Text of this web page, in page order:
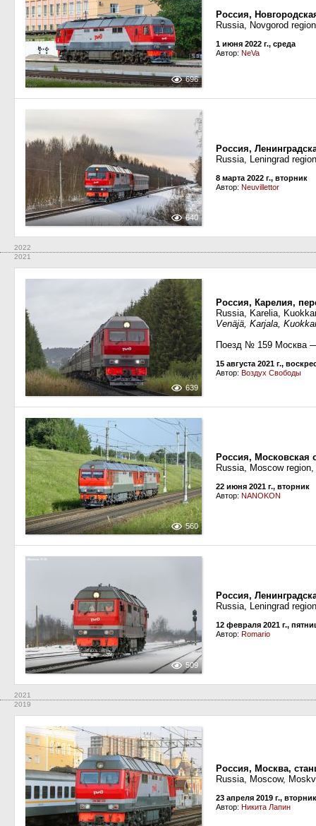
696
Россия,
Russia, Novgorod
1 июня 2022 г., среда
Автор: NeVa
640
Россия,
Russia, Leningrad
8 марта 2022 г., вторник
Автор: Neuvillettor
2022
2021
639
Россия, Карелия,
Russia, Karelia,
Venäjä, Karjala,
Поезд № 159 Москва
15 августа 2021 г.,
Автор: Воздух Свободы
560
Россия, Московская
Russia, Moscow
22 июня 2021 г., вторник
Автор: NANOKON
509
Россия,
Russia, Leningrad
12 февраля 2021 г.,
Автор: Romario
2021
2019
Россия, Москва,
Russia, Moscow,
23 апреля 2019 г., вторник
Автор: Никита Лапин